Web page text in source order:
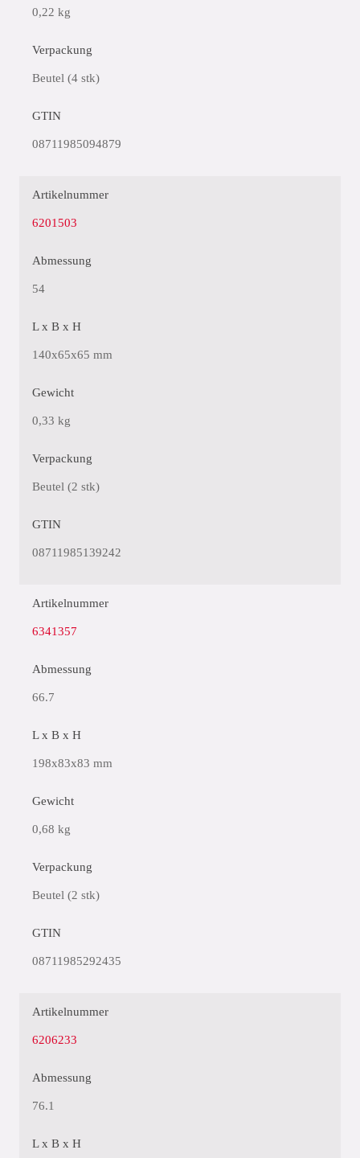
0,22 kg
Verpackung
Beutel (4 stk)
GTIN
08711985094879
Artikelnummer
6201503
Abmessung
54
L x B x H
140x65x65 mm
Gewicht
0,33 kg
Verpackung
Beutel (2 stk)
GTIN
08711985139242
Artikelnummer
6341357
Abmessung
66.7
L x B x H
198x83x83 mm
Gewicht
0,68 kg
Verpackung
Beutel (2 stk)
GTIN
08711985292435
Artikelnummer
6206233
Abmessung
76.1
L x B x H